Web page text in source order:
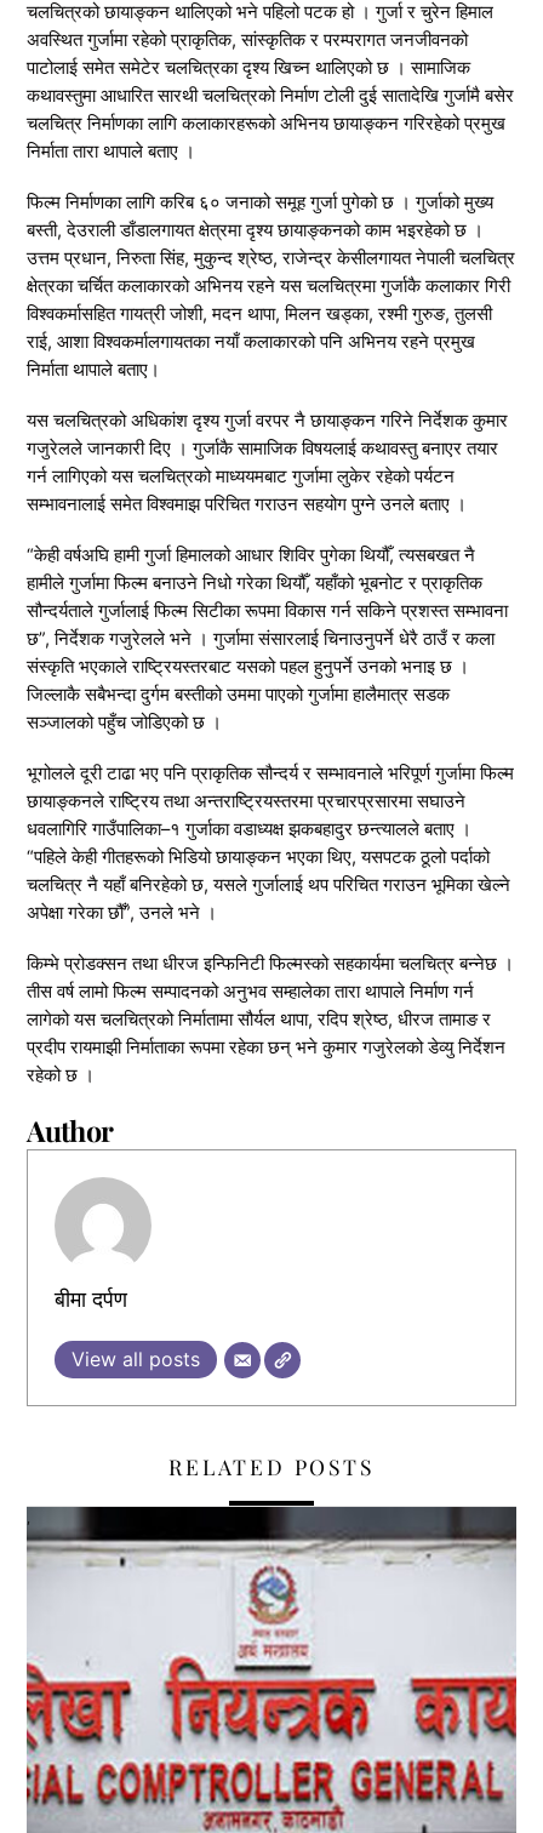
चलचित्रको छायाङ्कन थालिएको भने पहिलो पटक हो । गुर्जा र चुरेन हिमाल
अवस्थित गुर्जामा रहेको प्राकृतिक, सांस्कृतिक र परम्परागत जनजीवनको
पाटोलाई समेत समेटेर चलचित्रका दृश्य खिच्न थालिएको छ । सामाजिक
कथावस्तुमा आधारित सारथी चलचित्रको निर्माण टोली दुई सातादेखि गुर्जामै बसेर
चलचित्र निर्माणका लागि कलाकारहरूको अभिनय छायाङ्कन गरिरहेको प्रमुख
निर्माता तारा थापाले बताए ।
फिल्म निर्माणका लागि करिब ६० जनाको समूह गुर्जा पुगेको छ । गुर्जाको मुख्य
बस्ती, देउराली डाँडालगायत क्षेत्रमा दृश्य छायाङ्कनको काम भइरहेको छ ।
उत्तम प्रधान, निरुता सिंह, मुकुन्द श्रेष्ठ, राजेन्द्र केसीलगायत नेपाली चलचित्र
क्षेत्रका चर्चित कलाकारको अभिनय रहने यस चलचित्रमा गुर्जाकै कलाकार गिरी
विश्वकर्मासहित गायत्री जोशी, मदन थापा, मिलन खड्का, रश्मी गुरुङ, तुलसी
राई, आशा विश्वकर्मालगायतका नयाँ कलाकारको पनि अभिनय रहने प्रमुख
निर्माता थापाले बताए।
यस चलचित्रको अधिकांश दृश्य गुर्जा वरपर नै छायाङ्कन गरिने निर्देशक कुमार
गजुरेलले जानकारी दिए । गुर्जाकै सामाजिक विषयलाई कथावस्तु बनाएर तयार
गर्न लागिएको यस चलचित्रको माध्ययमबाट गुर्जामा लुकेर रहेको पर्यटन
सम्भावनालाई समेत विश्वमाझ परिचित गराउन सहयोग पुग्ने उनले बताए ।
“केही वर्षअघि हामी गुर्जा हिमालको आधार शिविर पुगेका थियौँ, त्यसबखत नै
हामीले गुर्जामा फिल्म बनाउने निधो गरेका थियौँ, यहाँको भूबनोट र प्राकृतिक
सौन्दर्यताले गुर्जालाई फिल्म सिटीका रूपमा विकास गर्न सकिने प्रशस्त सम्भावना
छ”, निर्देशक गजुरेलले भने । गुर्जामा संसारलाई चिनाउनुपर्ने धेरै ठाउँ र कला
संस्कृति भएकाले राष्ट्रियस्तरबाट यसको पहल हुनुपर्ने उनको भनाइ छ ।
जिल्लाकै सबैभन्दा दुर्गम बस्तीको उममा पाएको गुर्जामा हालैमात्र सडक
सञ्जालको पहुँच जोडिएको छ ।
भूगोलले दूरी टाढा भए पनि प्राकृतिक सौन्दर्य र सम्भावनाले भरिपूर्ण गुर्जामा फिल्म
छायाङ्कनले राष्ट्रिय तथा अन्तराष्ट्रियस्तरमा प्रचारप्रसारमा सघाउने
धवलागिरि गाउँपालिका–१ गुर्जाका वडाध्यक्ष झकबहादुर छन्त्यालले बताए ।
“पहिले केही गीतहरूको भिडियो छायाङ्कन भएका थिए, यसपटक ठूलो पर्दाको
चलचित्र नै यहाँ बनिरहेको छ, यसले गुर्जालाई थप परिचित गराउन भूमिका खेल्ने
अपेक्षा गरेका छौँ”, उनले भने ।
किम्भे प्रोडक्सन तथा धीरज इन्फिनिटी फिल्मस्को सहकार्यमा चलचित्र बन्नेछ ।
तीस वर्ष लामो फिल्म सम्पादनको अनुभव सम्हालेका तारा थापाले निर्माण गर्न
लागेको यस चलचित्रको निर्मातामा सौर्यल थापा, रदिप श्रेष्ठ, धीरज तामाङ र
प्रदीप रायमाझी निर्माताका रूपमा रहेका छन् भने कुमार गजुरेलको डेव्यु निर्देशन
रहेको छ ।
Author
बीमा दर्पण
View all posts
RELATED POSTS
,